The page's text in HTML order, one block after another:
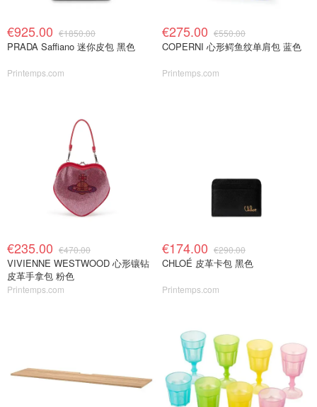
€925.00 €1850.00
PRADA Saffiano 迷你皮包 黑色
Printemps.com
€275.00 €550.00
COPERNI 心形鳄鱼纹单肩包 蓝色
Printemps.com
€235.00 €470.00
VIVIENNE WESTWOOD 心形镶钻
皮革手拿包 粉色
Printemps.com
€174.00 €290.00
CHLOÉ 皮革卡包 黑色
Printemps.com